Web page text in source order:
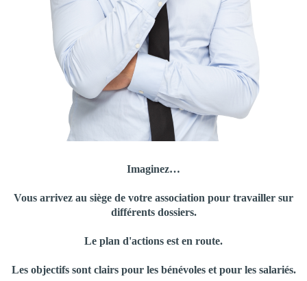
Imaginez…
Vous arrivez au siège de votre association pour travailler sur
différents dossiers.
Le plan d'actions est en route.
Les objectifs sont clairs pour les bénévoles et pour les salariés.